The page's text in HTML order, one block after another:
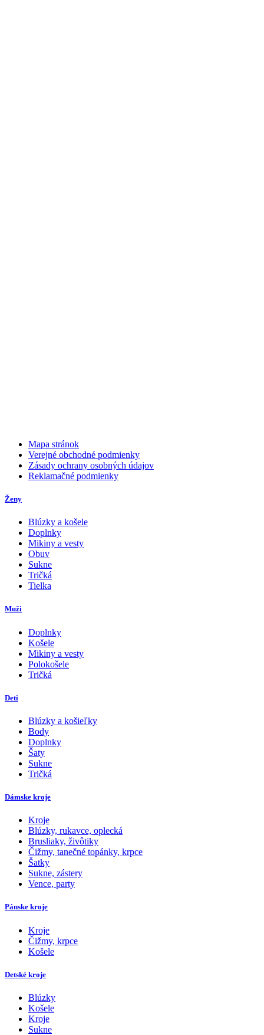
Mapa stránok
Verejné obchodné podmienky
Zásady ochrany osobných údajov
Reklamačné podmienky
Ženy
Blúzky a košele
Doplnky
Mikiny a vesty
Obuv
Sukne
Tričká
Tielka
Muži
Doplnky
Košele
Mikiny a vesty
Polokošele
Tričká
Deti
Blúzky a košieľky
Body
Doplnky
Šaty
Sukne
Tričká
Dámske kroje
Kroje
Blúzky, rukavce, oplecká
Brusliaky, živôtiky
Čižmy, tanečné topánky, krpce
Šatky
Sukne, zástery
Vence, party
Pánske kroje
Kroje
Čižmy, krpce
Košele
Detské kroje
Blúzky
Košele
Kroje
Sukne